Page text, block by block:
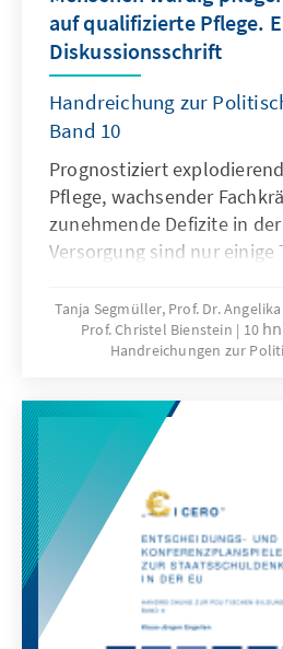
gibt es über den
und was bedeutet dies für
Erziehungsverhalten? Wie
Medienerziehung in den
lassen sich
vorliegende Ausarbeitung
Forschungsstandes zum
Schule – Medien” zu.
auf qualifizierte Pflege.
Diskussionsschrift
Handreichung zur
Band 10
Prognostiziert
Pflege, wachsender
zunehmende Defizite in
Versorgung sind nur einige
Die Reformdiskussionen
gesetzgeberischen
Jahre machen deutlich,
Pflegebereich im
sind. Angeregt durch eine
Department für
Universität Witten/
Deutschen
(DBfK) initiierte die
eine Tagung, die die
Situation der Pflege in
Altenheimen und der
Tanja Segmüller, Prof. Dr.
Prof. Christel Bienstein
10
Handreichungen zur